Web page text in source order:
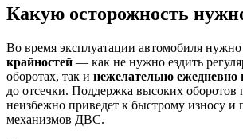
Какую осторожность
Во время эксплуатации автомобиля нужно
крайностей — как не нужно ездить
оборотах, так и нежелательно
до отсечки. Поддержка высоких оборотов
неизбежно приведет к быстрому износу
механизмов ДВС.